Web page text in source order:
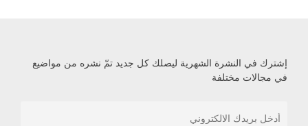
إشترك في النشرة الشهرية ليصلك كل جديد تمّ نشره من مواضيع
في مجالات مختلفة